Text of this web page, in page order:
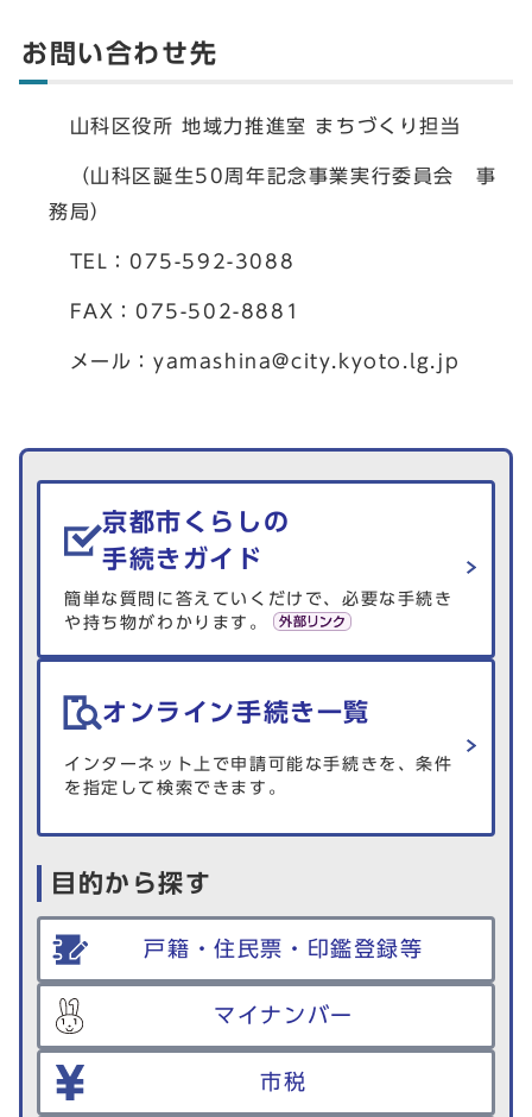
お問い合わせ先
山科区役所 地域力推進室 まちづくり担当
（山科区誕生50周年記念事業実行委員会 事
務局）
TEL：075-592-3088
FAX：075-502-8881
メール： yamashina@city.kyoto.lg.jp
生活情報を探す
京都市くらしの
手続きガイド
簡単な質問に答えていくだけで、必要な手続き
や持ち物がわかります。
オンライン手続き一覧
インターネット上で申請可能な手続きを、条件
を指定して検索できます。
目的から探す
戸籍・住民票・印鑑登録等
マイナンバー
市税